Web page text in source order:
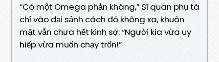
“Có một Omega phản kháng,” Sĩ quan phụ tá
chỉ vào đại sảnh cách đó không xa, khuôn
mặt vẫn chưa hết kinh sợ: “Người kia vừa uy
hiếp vừa muốn chạy trốn!”